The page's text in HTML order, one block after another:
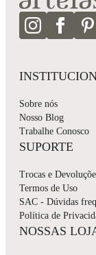
Sobre nós
Nosso Blog
Trabalhe Conosco
SUPORTE
Trocas e
Termos de Uso
SAC - Dúvidas
Política de
NOSSAS